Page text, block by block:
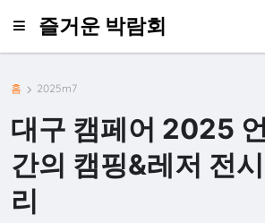
즐거운 박람회
홈 2025m7
대구 캠페어 2025
간의 캠핑&레저 전
리